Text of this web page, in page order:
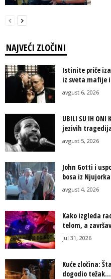
NAJVEĆI ZLOČINI
Istinite priče
iz sveta mafije
avgust 6, 2026
UBILI SU IH ONI
jezivih
avgust 5, 2026
John Gotti i
bosa iz
avgust 4, 2026
Kako izgleda
telom, a
jul 31, 2026
Kuće zločina:
dogodio težak...